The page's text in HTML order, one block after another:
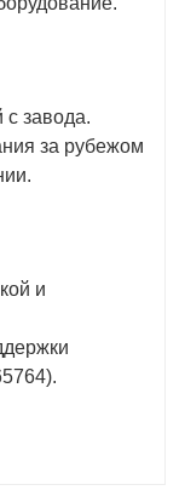
завода.
за рубежом
и